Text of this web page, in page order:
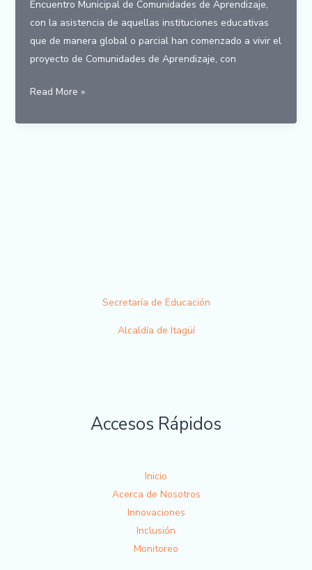
Encuentro Municipal de Comunidades de Aprendizaje,
con la asistencia de aquellas instituciones educativas
que de manera global o parcial han comenzado a vivir el
proyecto de Comunidades de Aprendizaje, con
Primer
Comunidades
Read More »
Secretaría de Educación
Alcaldía de Itagüí
Accesos Rápidos
Inicio
Acerca de Nosotros
Innovaciones
Inclusión
Monitoreo